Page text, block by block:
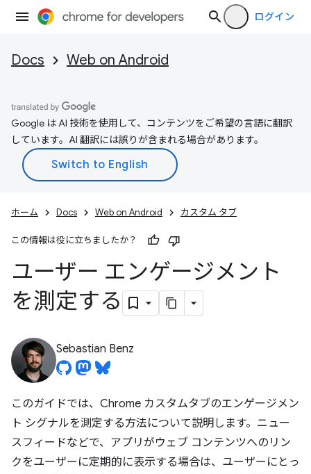
ログイン
Docs Web on Android
Google は AI 技術を使用して、コンテンツをご希望の言語に翻訳
しています。AI 翻訳には誤りが含まれる場合があります。
ホーム Docs Web on Android カスタム タブ
この情報は役に立ちましたか？
ユーザー エンゲージメント
を測定する
Sebastian Benz
このガイドでは、Chrome カスタムタブのエンゲージメン
ト シグナルを測定する方法について説明します。ニュー
スフィードなどで、アプリがウェブ コンテンツへのリン
クをユーザーに定期的に表示する場合は、ユーザーにとっ